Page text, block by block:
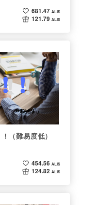
681.47 ALIS
121.79 ALIS
（難易度低）
454.56 ALIS
124.82 ALIS